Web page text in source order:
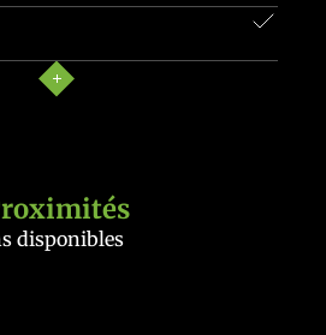
disponibles